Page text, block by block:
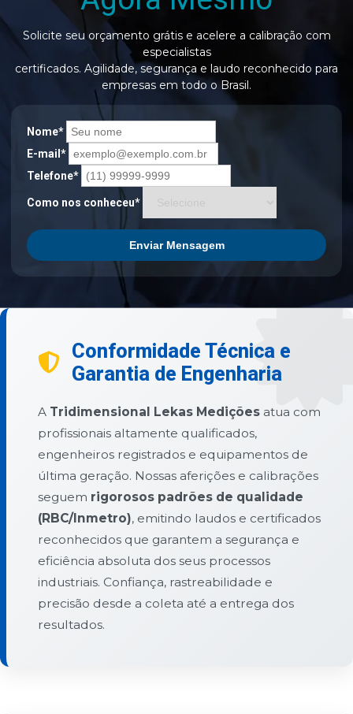
Solicite seu orçamento grátis e acelere a calibração com
especialistas
certificados. Agilidade, segurança e laudo reconhecido para
empresas em todo o Brasil.
Nome*
E-mail*
Telefone*
Como nos conheceu*
Enviar Mensagem
Conformidade Técnica e
Garantia de Engenharia
A Tridimensional Lekas Medições atua com
profissionais altamente qualificados,
engenheiros registrados e equipamentos de
última geração. Nossas aferições e calibrações
seguem rigorosos padrões de qualidade
(RBC/Inmetro), emitindo laudos e certificados
reconhecidos que garantem a segurança e
eficiência absoluta dos seus processos
industriais. Confiança, rastreabilidade e
precisão desde a coleta até a entrega dos
resultados.